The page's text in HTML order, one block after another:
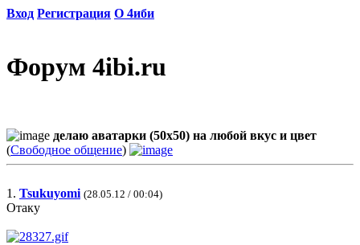
Вход Регистрация О 4иби
Форум 4ibi.ru
делаю аватарки (50х50) на любой вкус и цвет
(Свободное общение)
1. Tsukuyomi (28.05.12 / 00:04)
Отаку